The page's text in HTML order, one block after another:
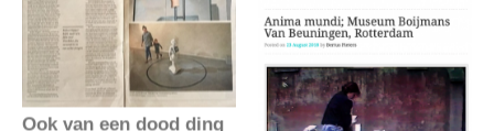
Ook van een dood ding
Villa Next Door